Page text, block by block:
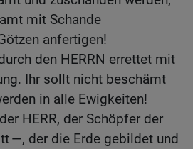
mit Schande
anfertigen!
den HERRN errettet mit
Ihr sollt nicht beschämt
in alle Ewigkeiten!
HERR, der Schöpfer der
—, der die Erde gebildet und